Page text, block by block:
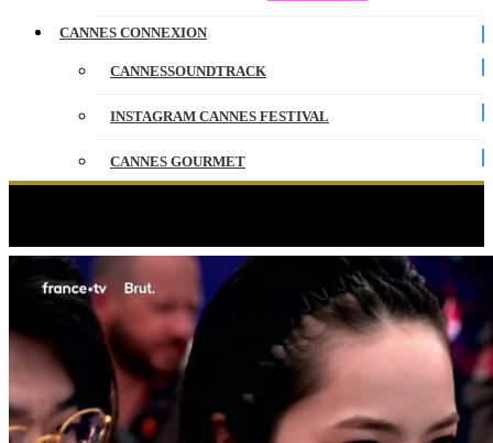
CANNES CONNEXION
CANNESSOUNDTRACK
INSTAGRAM CANNES FESTIVAL
CANNES GOURMET
ENGLISH